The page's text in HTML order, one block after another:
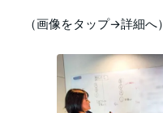
（画像をタップ→詳細へ）